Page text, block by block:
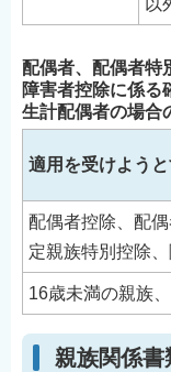
以
配偶者、配偶者特
障害者控除に係る
生計配偶者の場合
適用を受けよう
配偶者控除、配
定親族特別控除
16歳未満の親族
親族関係書